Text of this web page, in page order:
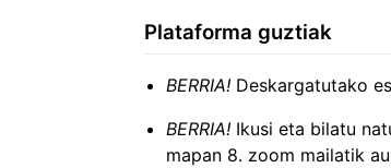
Plataforma guztiak
BERRIA! Deskargatutako
BERRIA! Ikusi eta bilatu
mapan 8. zoom mailatik